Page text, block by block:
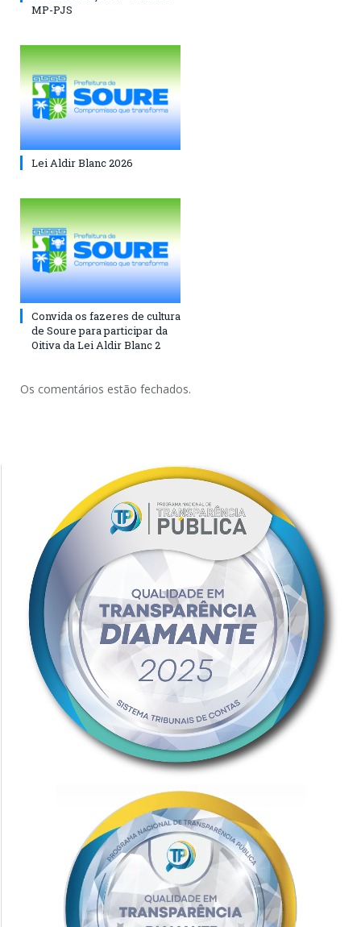
MP-PJS
Lei Aldir Blanc 2026
Convida os fazeres de cultura
de Soure para participar da
Oitiva da Lei Aldir Blanc 2
Os comentários estão fechados.